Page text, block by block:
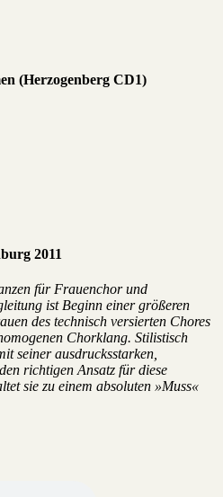
(Herzogenberg CD1)
2011
für Frauenchor und
ist Beginn einer größeren
des technisch versierten Chores
Chorklang. Stilistisch
seiner ausdrucksstarken,
richtigen Ansatz für diese
sie zu einem absoluten »Muss«